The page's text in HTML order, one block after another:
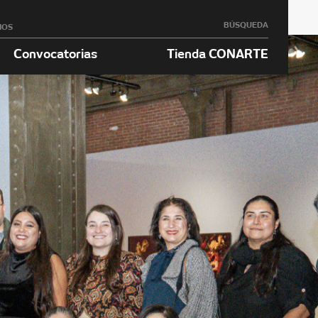
BÚSQUEDA
Convocatorias Tienda CONARTE